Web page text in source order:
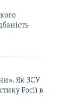
Як ЗСУ
Росії в